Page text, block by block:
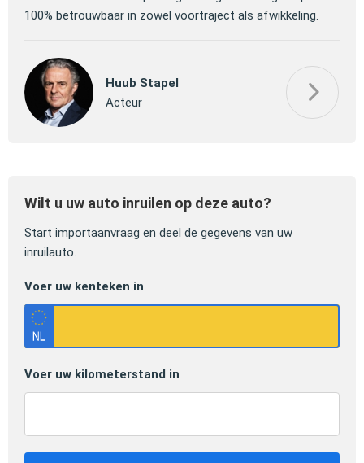
100% betrouwbaar in zowel voortraject als afwikkeling.
Huub Stapel
Acteur
Wilt u uw auto inruilen op deze auto?
Start importaanvraag en deel de gegevens van uw
inruilauto.
Voer uw kenteken in
Voer uw kilometerstand in